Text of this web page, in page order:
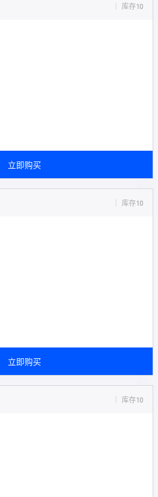
库存10
立即购买
库存10
立即购买
库存10